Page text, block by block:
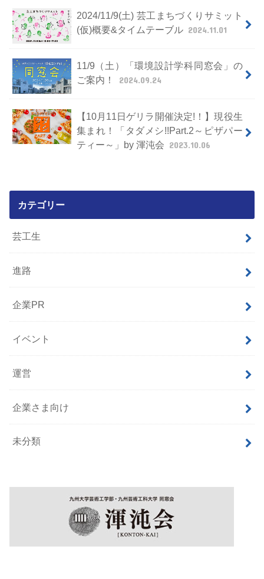
2024/11/9(土) 芸工まちづくりサミット
(仮)概要&タイムテーブル 2024.11.01
11/9（土）「環境設計学科同窓会」の
ご案内！
2024.09.24
【10月11日ゲリラ開催決定!！】現役生
集まれ！「タダメシ!!Part.2～ピザパー
ティー～」by 渾沌会 2023.10.06
カテゴリー
芸工生
進路
企業PR
イベント
運営
企業さま向け
未分類